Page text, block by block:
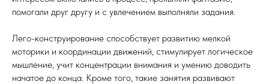
помогали друг другу и с увлечением выполняли задания.
Лего-конструирование способствует развитию мелкой
моторики и координации движений, стимулирует логическое
мышление, учит концентрации внимания и умению доводить
начатое до конца. Кроме того, такие занятия развивают